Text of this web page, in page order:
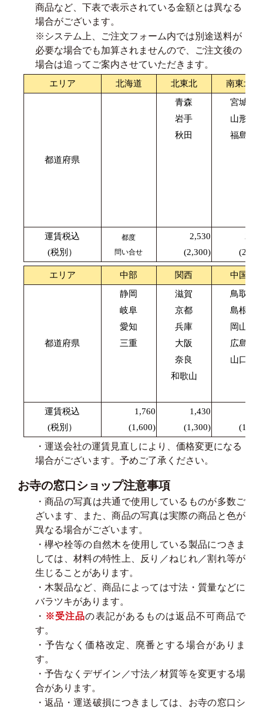
商品など、下表で表示されている金額とは異なる
場合がございます。
※システム上、ご注文フォーム内では別途送料が
必要な場合でも加算されませんので、ご注文後の
場合は追ってご案内させていただきます。
エリア 北海道 北東北 南東北
都道府県
青森
岩手
秋田
宮城
山形
福島
運賃税込
(税別）
都度
問い合せ
2,530
(2,300)
エリア 中部 関西 中国
都道府県
静岡
岐阜
愛知
三重
滋賀
京都
兵庫
大阪
奈良
和歌山
鳥取
島根
岡山
広島
山口
運賃税込
(税別）
1,760
(1,600)
1,430
(1,300)
・運送会社の運賃見直しにより、価格変更になる
場合がございます。予めご了承ください。
お寺の窓口ショップ注意事項
・商品の写真は共通で使用しているものが多数ご
ざいます、また、商品の写真は実際の商品と色が
異なる場合がございます。
・欅や栓等の自然木を使用している製品につきま
しては、材料の特性上、反り／ねじれ／割れ等が
生じることがあります。
・木製品など、商品によっては寸法・質量などに
バラツキがあります。
・ ※受注品の表記があるものは返品不可商品で
す。
・予告なく価格改定、廃番とする場合がありま
す。
・予告なくデザイン／寸法／材質等を変更する場
合があります。
・返品・運送破損につきましては、お寺の窓口シ